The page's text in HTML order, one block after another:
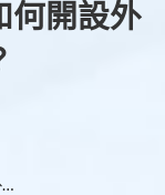
何開設外
…